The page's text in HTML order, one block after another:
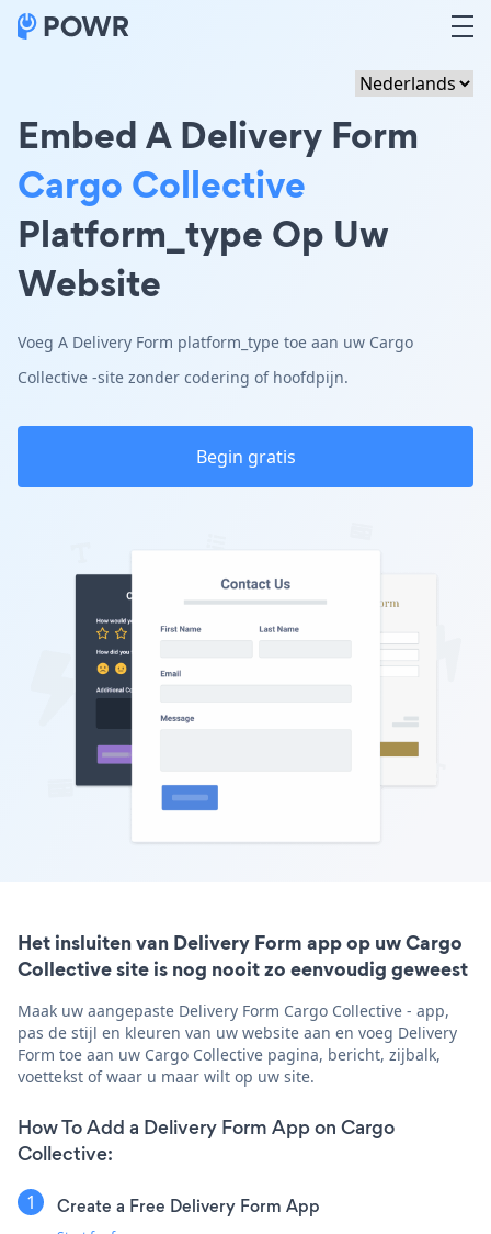
Embed A Delivery Form
Cargo Collective
Platform_type Op Uw
Website
Voeg A Delivery Form platform_type toe aan uw Cargo
Collective -site zonder codering of hoofdpijn.
Begin gratis
Het insluiten van Delivery Form app op uw Cargo
Collective site is nog nooit zo eenvoudig geweest
Maak uw aangepaste Delivery Form Cargo Collective - app,
pas de stijl en kleuren van uw website aan en voeg Delivery
Form toe aan uw Cargo Collective pagina, bericht, zijbalk,
voettekst of waar u maar wilt op uw site.
How To Add a Delivery Form App on Cargo
Collective:
Create a Free Delivery Form App